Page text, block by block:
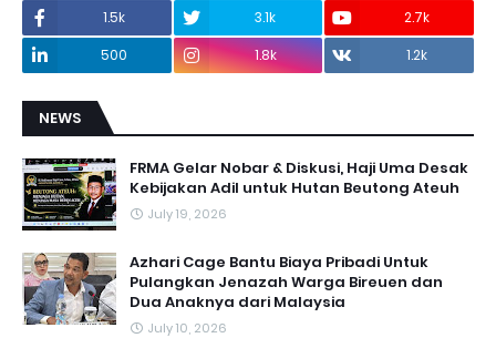
1.5k 3.1k
2.7k
500
1.8k 1.2k
NEWS
FRMA Gelar Nobar & Diskusi, Haji Uma Desak
Kebijakan Adil untuk Hutan Beutong Ateuh
July 19, 2026
Azhari Cage Bantu Biaya Pribadi Untuk
Pulangkan Jenazah Warga Bireuen dan
Dua Anaknya dari Malaysia
July 10, 2026